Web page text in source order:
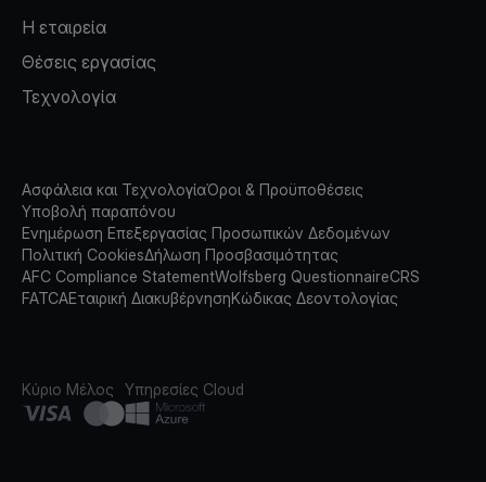
Η εταιρεία
Θέσεις εργασίας
Τεχνολογία
Ασφάλεια και ΤεχνολογίαΌροι & Προϋποθέσεις
Υποβολή παραπόνου
Ενημέρωση Επεξεργασίας Προσωπικών Δεδομένων
Πολιτική CookiesΔήλωση Προσβασιμότητας
AFC Compliance StatementWolfsberg QuestionnaireCRS
FATCAΕταιρική ΔιακυβέρνησηΚώδικας Δεοντολογίας
Κύριο Μέλος Υπηρεσίες Cloud